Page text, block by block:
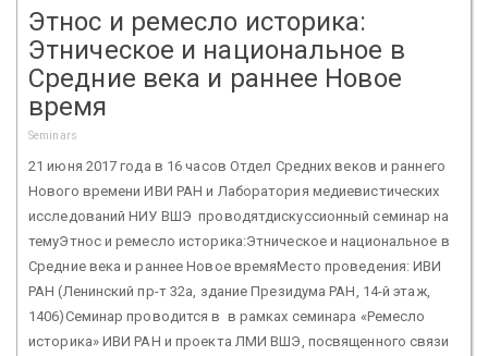
Этнос и ремесло историка:
Этническое и национальное в
Средние века и раннее Новое
время
Seminars
21 июня 2017 года в 16 часов Отдел Средних веков и раннего
Нового времени ИВИ РАН и Лаборатория медиевистических
исследований НИУ ВШЭ проводятдискуссионный семинар на
темуЭтнос и ремесло историка:Этническое и национальное в
Средние века и раннее Новое времяМесто проведения: ИВИ
РАН (Ленинский пр-т 32а, здание Президума РАН, 14-й этаж,
1406)Семинар проводится в в рамках семинара «Ремесло
историка» ИВИ РАН и проекта ЛМИ ВШЭ, посвященного связи